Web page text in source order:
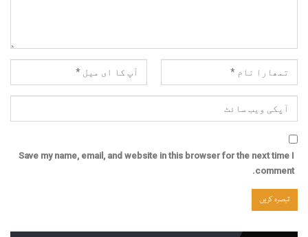
Save my name, email, and website in this browser for the next time I
comment.